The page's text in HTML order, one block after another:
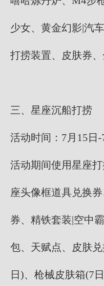
少女、黄金幻影|汽
打捞装置、皮肤券
三、星座沉船打捞
活动时间：7月15日-
活动期间使用星座
座头像框道具兑换
券、精铁套装|空中
包、天赋点、皮肤
日)、枪械皮肤箱(7